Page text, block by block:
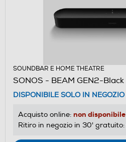
SOUNDBAR E HOME THEATRE
SONOS - BEAM GEN2-Black
DISPONIBILE SOLO IN NEGOZIO
Acquisto online: non disponibile
Ritiro in negozio in 30' gratuito: